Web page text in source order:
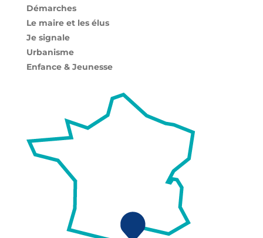
Démarches
Le maire et les élus
Je signale
Urbanisme
Enfance & Jeunesse